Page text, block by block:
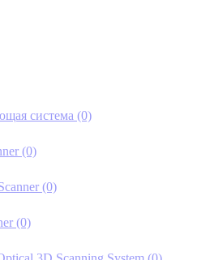
система (0)
(0)
(0)
(0)